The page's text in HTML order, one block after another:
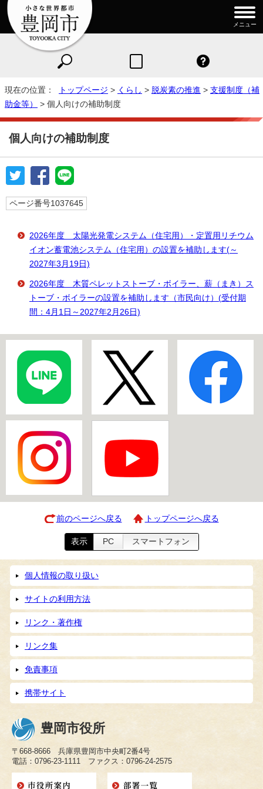
メニュー
現在の位置： トップページ > くらし > 脱炭素の推進 > 支援制度（補
助金等）
> 個人向けの補助制度
個人向けの補助制度
ページ番号1037645
2026年度 太陽光発電システム（住宅用）・定置用リチウム
イオン蓄電池システム（住宅用）の設置を補助します(～
2027年3月19日)
2026年度 木質ペレットストーブ・ボイラー、薪（まき）ス
トーブ・ボイラーの設置を補助します（市民向け）(受付期
間：4月1日～2027年2月26日)
前のページへ戻る トップページへ戻る
表示 PC スマートフォン
個人情報の取り扱い
サイトの利用方法
リンク・著作権
リンク集
免責事項
携帯サイト
豊岡市役所
〒668-8666 兵庫県豊岡市中央町2番4号
電話：0796-23-1111 ファクス：0796-24-2575